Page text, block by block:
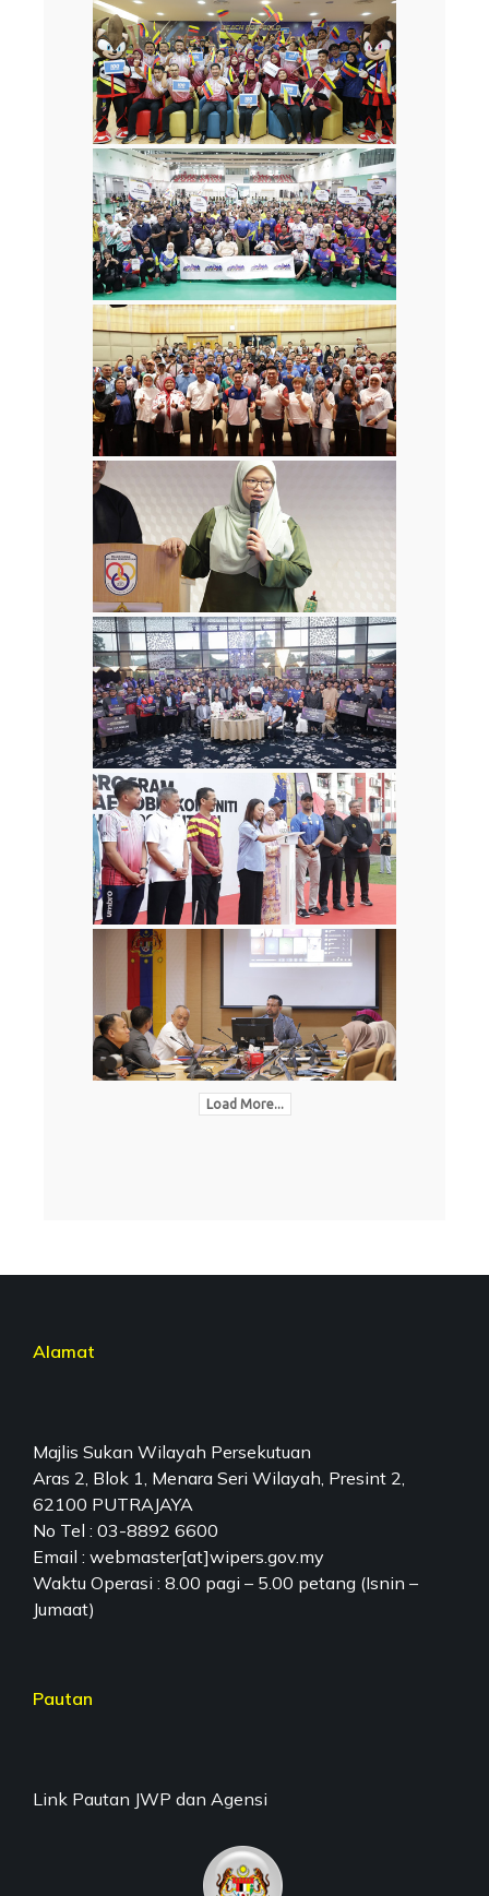
Load More...
Alamat
Majlis Sukan Wilayah Persekutuan
Aras 2, Blok 1, Menara Seri Wilayah, Presint 2,
62100 PUTRAJAYA
No Tel : 03-8892 6600
Email : webmaster[at]wipers.gov.my
Waktu Operasi : 8.00 pagi – 5.00 petang (Isnin –
Jumaat)
Pautan
Link Pautan JWP dan Agensi